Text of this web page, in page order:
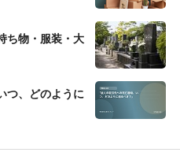
ち物・服装・大
つ、どのように